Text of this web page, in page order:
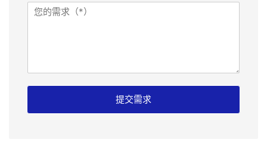
面
箱
需
求
提交需求